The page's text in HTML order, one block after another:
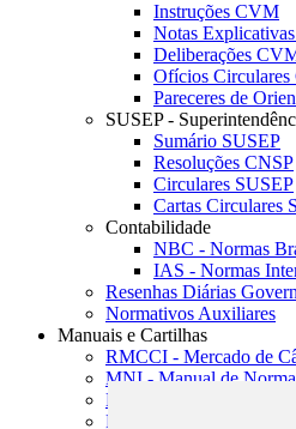
Instruções CVM
Notas
Deliberações
Ofícios
Pareceres de
SUSEP -
Sumário SUSEP
Resoluções CNSP
Circulares SUSEP
Cartas Circulares
Contabilidade
NBC - Normas
IAS - Normas
Resenhas Diárias
Normativos Auxiliares
Manuais e Cartilhas
RMCCI - Mercado de
MNI - Manual de
MTVM - Manual de
MCR - Manual de